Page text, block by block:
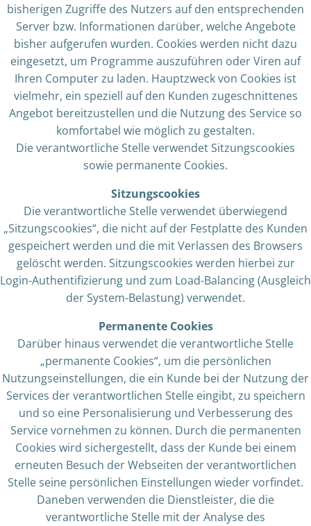
bisherigen Zugriffe des Nutzers auf den entsprechenden
Server bzw. Informationen darüber, welche Angebote
bisher aufgerufen wurden. Cookies werden nicht dazu
eingesetzt, um Programme auszuführen oder Viren auf
Ihren Computer zu laden. Hauptzweck von Cookies ist
vielmehr, ein speziell auf den Kunden zugeschnittenes
Angebot bereitzustellen und die Nutzung des Service so
komfortabel wie möglich zu gestalten.
Die verantwortliche Stelle verwendet Sitzungscookies
sowie permanente Cookies.
Sitzungscookies
Die verantwortliche Stelle verwendet überwiegend
„Sitzungscookies“, die nicht auf der Festplatte des Kunden
gespeichert werden und die mit Verlassen des Browsers
gelöscht werden. Sitzungscookies werden hierbei zur
Login-Authentifizierung und zum Load-Balancing (Ausgleich
der System-Belastung) verwendet.
Permanente Cookies
Darüber hinaus verwendet die verantwortliche Stelle
„permanente Cookies“, um die persönlichen
Nutzungseinstellungen, die ein Kunde bei der Nutzung der
Services der verantwortlichen Stelle eingibt, zu speichern
und so eine Personalisierung und Verbesserung des
Service vornehmen zu können. Durch die permanenten
Cookies wird sichergestellt, dass der Kunde bei einem
erneuten Besuch der Webseiten der verantwortlichen
Stelle seine persönlichen Einstellungen wieder vorfindet.
Daneben verwenden die Dienstleister, die die
verantwortliche Stelle mit der Analyse des